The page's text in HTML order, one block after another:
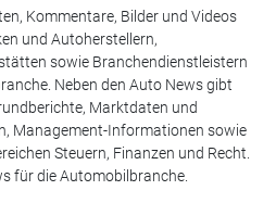
Kommentare, Bilder und Videos
und Autoherstellern,
sowie Branchendienstleistern
Neben den Auto News gibt
Marktdaten und
Management-Informationen sowie
Steuern, Finanzen und Recht.
für die Automobilbranche.